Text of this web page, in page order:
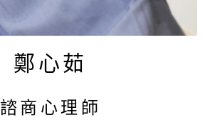
鄭心茹
諮商心理師